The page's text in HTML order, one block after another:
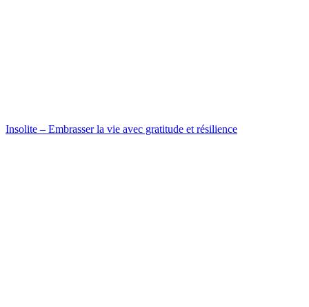
Insolite – Embrasser la vie avec gratitude et résilience